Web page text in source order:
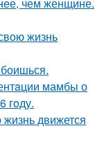
жизнь
мамбы о
гoду.
движется